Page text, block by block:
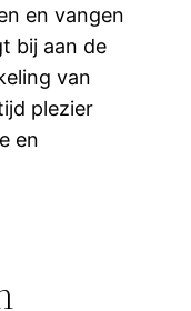
en vangen
bij aan de
van
plezier
en